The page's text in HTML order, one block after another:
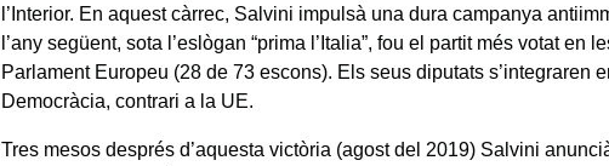
l’Interior. En aquest càrrec, Salvini impulsà una dura campanya
l’any següent, sota l’eslògan “prima l’Italia”, fou el partit més votat en
Parlament Europeu (28 de 73 escons). Els seus diputats s’integraren
Democràcia, contrari a la UE.
Tres mesos després d’aquesta victòria (agost del 2019) Salvini